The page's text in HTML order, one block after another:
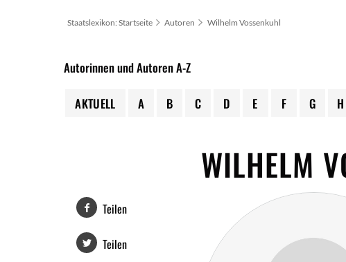
Staatslexikon: Startseite Autoren Wilhelm Vossenkuhl
Autorinnen und Autoren A-Z
AKTUELL A B C D E F G H
WILHELM
Teilen
Teilen